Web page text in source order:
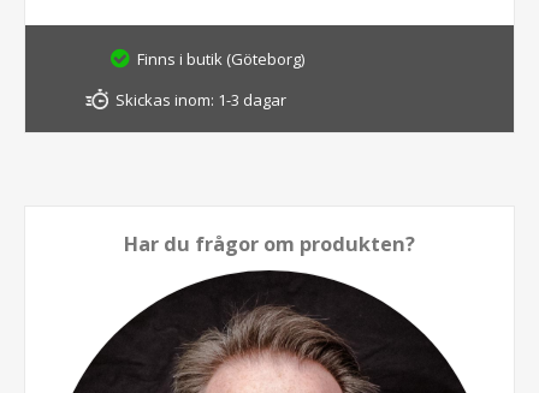
Finns i butik (Göteborg)
Skickas inom: 1-3 dagar
Har du frågor om produkten?